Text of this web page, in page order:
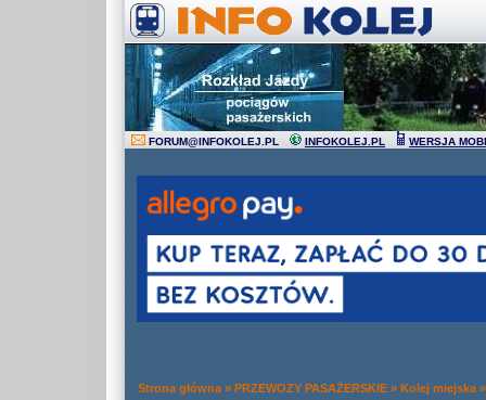
FORUM@INFOKOLEJ.PL INFOKOLEJ.PL WERSJA
Strona główna » PRZEWOZY PASAŻERSKIE » Kolej miejska